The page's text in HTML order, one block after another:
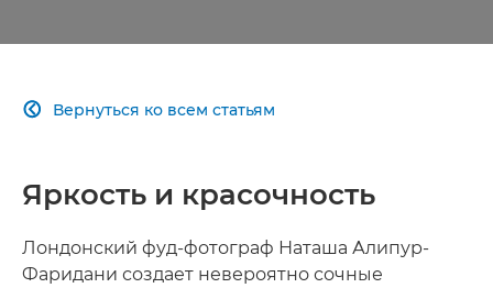
Вернуться ко всем статьям

Яркость и красочность
Лондонский фуд-фотограф Наташа Алипур-
Фаридани создает невероятно сочные